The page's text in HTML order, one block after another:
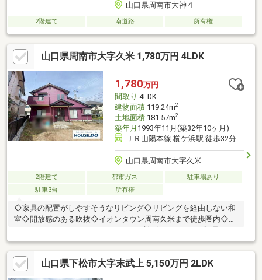
山口県周南市大神４
2階建て 南道路 所有権
山口県周南市大字久米 1,780万円 4LDK
1,780万円
間取り 4LDK
建物面積119.24m2
土地面積181.57m2
築年月 1993年11月(築32年10ヶ月)
ＪＲ山陽本線 櫛ケ浜駅 徒歩32分
山口県周南市大字久米
2階建て 都市ガス
駐車場あり
駐車3台
所有権
◇家具の配置がしやすそうなリビング◇リビングを経由しない和
室◇開放感のある吹抜◇イオンタウン周南久米まで徒歩圏内◇ウ
ォークインクローゼットハウスドゥ下松《0833-48-6111》見るだ
け・聞くだけOK！お気軽にお問合せください♪◇◆不動産に関す
ること、何でもご相談下さい！◆◇住宅ローンの仕組みから、住
み替えのご相談やリフォーム等のご紹介まで！住宅ローンに不安
がある方も、お気軽にご相談ください。様々な事例を担当してき
山口県下松市大字末武上 5,150万円 2LDK